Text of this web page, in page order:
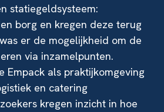
statiegeldsysteem:
borg en kregen deze terug
er de mogelijkheid om de
via inzamelpunten.
Empack als praktijkomgeving
en catering
kregen inzicht in hoe